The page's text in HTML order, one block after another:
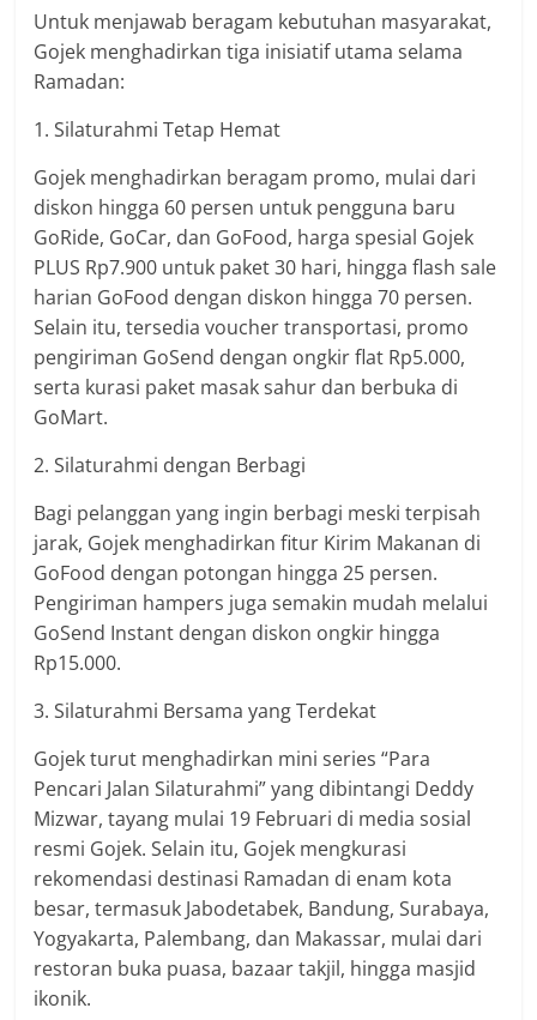
Untuk menjawab beragam kebutuhan masyarakat,
Gojek menghadirkan tiga inisiatif utama selama
Ramadan:
1. Silaturahmi Tetap Hemat
Gojek menghadirkan beragam promo, mulai dari
diskon hingga 60 persen untuk pengguna baru
GoRide, GoCar, dan GoFood, harga spesial Gojek
PLUS Rp7.900 untuk paket 30 hari, hingga flash sale
harian GoFood dengan diskon hingga 70 persen.
Selain itu, tersedia voucher transportasi, promo
pengiriman GoSend dengan ongkir flat Rp5.000,
serta kurasi paket masak sahur dan berbuka di
GoMart.
2. Silaturahmi dengan Berbagi
Bagi pelanggan yang ingin berbagi meski terpisah
jarak, Gojek menghadirkan fitur Kirim Makanan di
GoFood dengan potongan hingga 25 persen.
Pengiriman hampers juga semakin mudah melalui
GoSend Instant dengan diskon ongkir hingga
Rp15.000.
3. Silaturahmi Bersama yang Terdekat
Gojek turut menghadirkan mini series “Para
Pencari Jalan Silaturahmi” yang dibintangi Deddy
Mizwar, tayang mulai 19 Februari di media sosial
resmi Gojek. Selain itu, Gojek mengkurasi
rekomendasi destinasi Ramadan di enam kota
besar, termasuk Jabodetabek, Bandung, Surabaya,
Yogyakarta, Palembang, dan Makassar, mulai dari
restoran buka puasa, bazaar takjil, hingga masjid
ikonik.